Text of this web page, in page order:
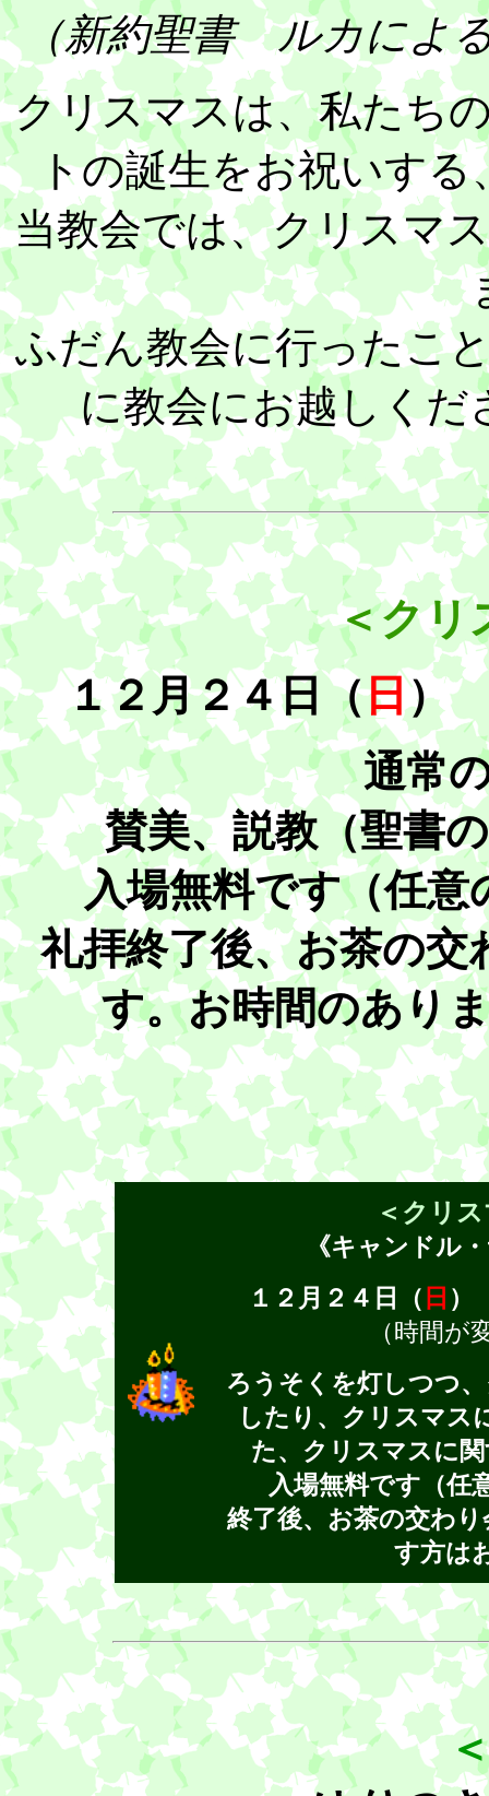
（新約聖書 ルカによ
クリスマスは、私たち
トの誕生をお祝いす
当教会では、クリスマ
ふだん教会に行ったこ
に教会にお越しくだ
＜クリ
１２月２４日（日）
通常
賛美、説教（聖書
入場無料です（任意
礼拝終了後、お茶の
す。お時間のあり
＜クリ
《キャンドル
１２月２４日（ 日 ）
（時間が
ろうそくを灯しつつ
したり、クリスマス
た、クリスマスに
入場無料です（任
終了後、お茶の交わ
す方は